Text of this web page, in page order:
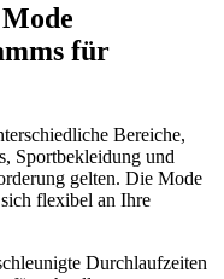
für
Bereiche,
Sportbekleidung und
gelten. Die Mode
flexibel an Ihre
Durchlaufzeiten